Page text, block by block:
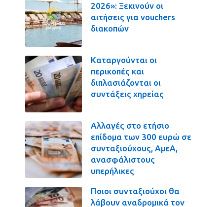
2026»: Ξεκινούν οι
αιτήσεις για vouchers
διακοπών
Καταργούνται οι
περικοπές και
διπλασιάζονται οι
συντάξεις χηρείας
Αλλαγές στο ετήσιο
επίδομα των 300 ευρώ σε
συνταξιούχους, ΑμεΑ,
ανασφάλιστους
υπερήλικες
Ποιοι συνταξιούχοι θα
λάβουν αναδρομικά τον